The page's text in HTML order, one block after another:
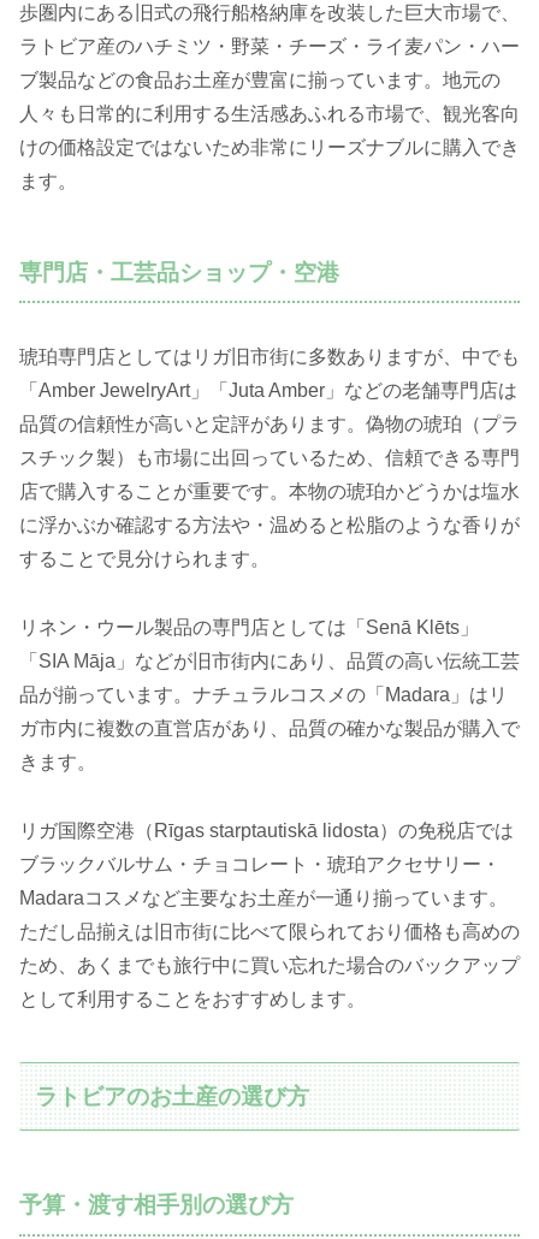
歩圏内にある旧式の飛行船格納庫を改装した巨大市場で、
ラトビア産のハチミツ・野菜・チーズ・ライ麦パン・ハー
ブ製品などの食品お土産が豊富に揃っています。地元の
人々も日常的に利用する生活感あふれる市場で、観光客向
けの価格設定ではないため非常にリーズナブルに購入でき
ます。
専門店・工芸品ショップ・空港
琥珀専門店としてはリガ旧市街に多数ありますが、中でも
「Amber JewelryArt」「Juta Amber」などの老舗専門店は
品質の信頼性が高いと定評があります。偽物の琥珀（プラ
スチック製）も市場に出回っているため、信頼できる専門
店で購入することが重要です。本物の琥珀かどうかは塩水
に浮かぶか確認する方法や・温めると松脂のような香りが
することで見分けられます。
リネン・ウール製品の専門店としては「Senā Klēts」
「SIA Māja」などが旧市街内にあり、品質の高い伝統工芸
品が揃っています。ナチュラルコスメの「Madara」はリ
ガ市内に複数の直営店があり、品質の確かな製品が購入で
きます。
リガ国際空港（Rīgas starptautiskā lidosta）の免税店では
ブラックバルサム・チョコレート・琥珀アクセサリー・
Madaraコスメなど主要なお土産が一通り揃っています。
ただし品揃えは旧市街に比べて限られており価格も高めの
ため、あくまでも旅行中に買い忘れた場合のバックアップ
として利用することをおすすめします。
ラトビアのお土産の選び方
予算・渡す相手別の選び方